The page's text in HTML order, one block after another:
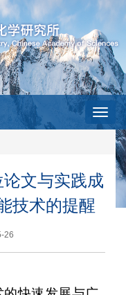
文与实践成
技术的提醒
26